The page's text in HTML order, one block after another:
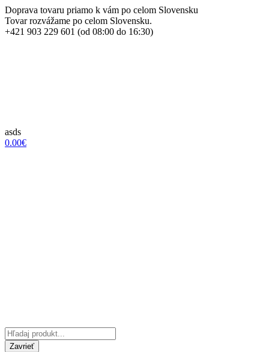
Doprava tovaru priamo k vám po celom Slovensku
Tovar rozvážame po celom Slovensku.
+421 903 229 601 (od 08:00 do 16:30)
asds
0.00€
Zavrieť